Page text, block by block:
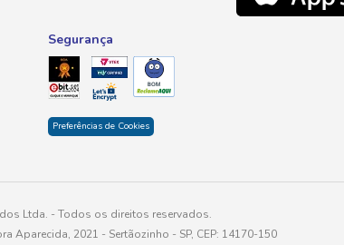
Segurança
Preferências de Cookies
Ltda. - Todos os direitos reservados.
Aparecida, 2021 - Sertãozinho - SP, CEP: 14170-150